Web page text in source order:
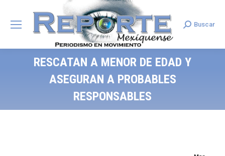
Search:
Buscar
RESCATAN A MENOR DE EDAD Y
ASEGURAN A PROBABLES
RESPONSABLES